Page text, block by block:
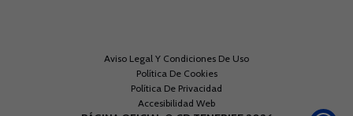
Aviso Legal Y Condiciones De Uso
Política De Cookies
Política De Privacidad
Accesibilidad Web